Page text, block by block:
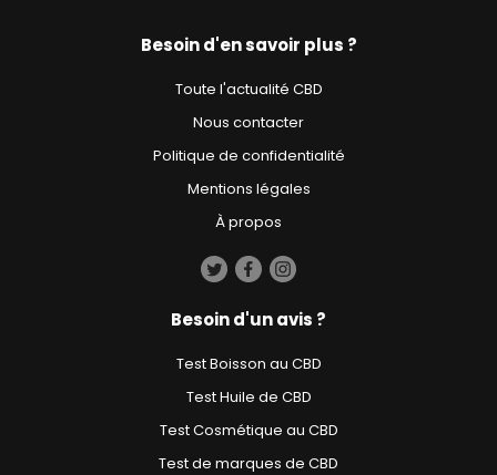
Besoin d'en savoir plus ?
Toute l'actualité CBD
Nous contacter
Politique de confidentialité
Mentions légales
À propos
Besoin d'un avis ?
Test Boisson au CBD
Test Huile de CBD
Test Cosmétique au CBD
Test de marques de CBD